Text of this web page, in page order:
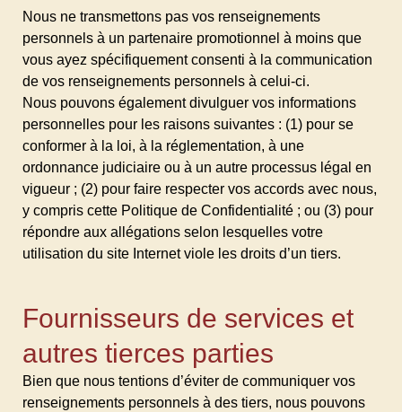
Nous ne transmettons pas vos renseignements
personnels à un partenaire promotionnel à moins que
vous ayez spécifiquement consenti à la communication
de vos renseignements personnels à celui-ci.
Nous pouvons également divulguer vos informations
personnelles pour les raisons suivantes : (1) pour se
conformer à la loi, à la réglementation, à une
ordonnance judiciaire ou à un autre processus légal en
vigueur ; (2) pour faire respecter vos accords avec nous,
y compris cette Politique de Confidentialité ; ou (3) pour
répondre aux allégations selon lesquelles votre
utilisation du site Internet viole les droits d’un tiers.
Fournisseurs de services et
autres tierces parties
Bien que nous tentions d’éviter de communiquer vos
renseignements personnels à des tiers, nous pouvons